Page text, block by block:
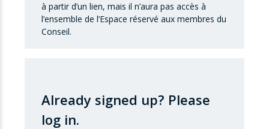
à partir d’un lien, mais il n’aura pas accès à
l’ensemble de l’Espace réservé aux membres du
Conseil.
Already signed up? Please
log in.